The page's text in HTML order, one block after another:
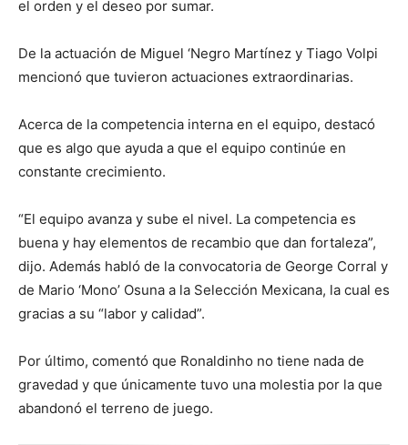
el orden y el deseo por sumar.
De la actuación de Miguel ‘Negro Martínez y Tiago Volpi
mencionó que tuvieron actuaciones extraordinarias.
Acerca de la competencia interna en el equipo, destacó
que es algo que ayuda a que el equipo continúe en
constante crecimiento.
“El equipo avanza y sube el nivel. La competencia es
buena y hay elementos de recambio que dan fortaleza”,
dijo. Además habló de la convocatoria de George Corral y
de Mario ‘Mono’ Osuna a la Selección Mexicana, la cual es
gracias a su “labor y calidad”.
Por último, comentó que Ronaldinho no tiene nada de
gravedad y que únicamente tuvo una molestia por la que
abandonó el terreno de juego.